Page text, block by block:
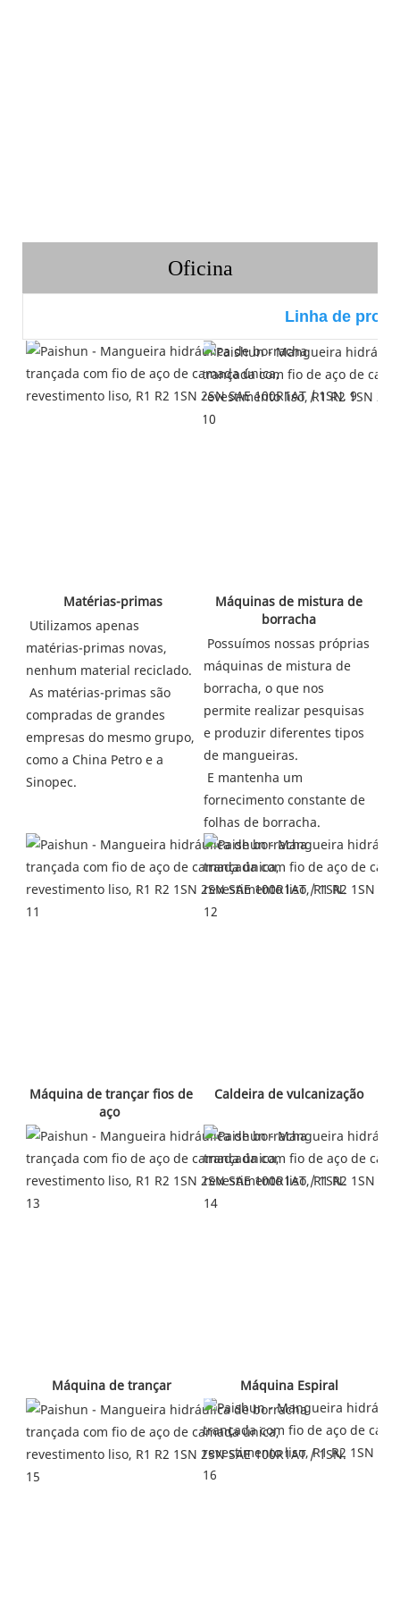
Oficina
Linha de
Matérias-primas
Utilizamos apenas
matérias-primas novas,
nenhum material reciclado.
As matérias-primas são
compradas de grandes
empresas do mesmo grupo,
como a China Petro e a
Sinopec.
borracha
Possuímos nossas próprias
máquinas de mistura de
borracha, o que nos
permite realizar pesquisas
e produzir diferentes tipos
de mangueiras.
E mantenha um
fornecimento constante de
folhas de borracha.
aço
Caldeira de vulcanização
Máquina de trançar Máquina Espiral